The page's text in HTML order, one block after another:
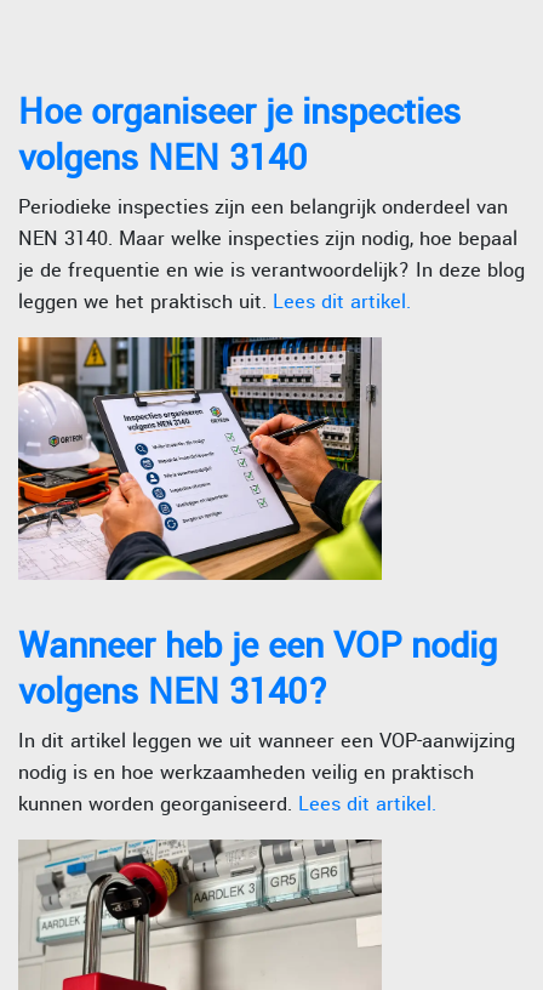
Hoe organiseer je inspecties
volgens NEN 3140
Periodieke inspecties zijn een belangrijk onderdeel van
NEN 3140. Maar welke inspecties zijn nodig, hoe bepaal
je de frequentie en wie is verantwoordelijk? In deze blog
leggen we het praktisch uit. Lees dit artikel.
Wanneer heb je een VOP nodig
volgens NEN 3140?
In dit artikel leggen we uit wanneer een VOP-aanwijzing
nodig is en hoe werkzaamheden veilig en praktisch
kunnen worden georganiseerd. Lees dit artikel.